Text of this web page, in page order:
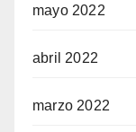
mayo 2022
abril 2022
marzo 2022